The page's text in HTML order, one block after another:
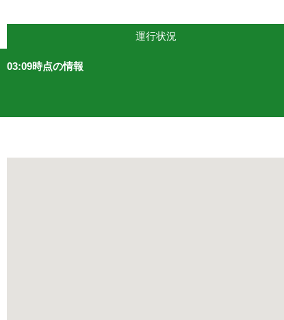
運行状況
03:09時点の情報